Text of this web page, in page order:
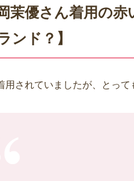
岡茉優さん着用の
ンド？】
用されていましたが、とっ